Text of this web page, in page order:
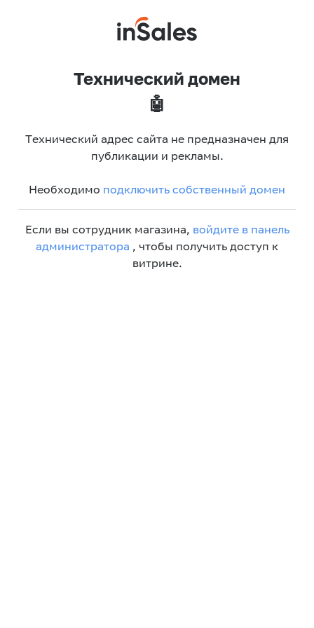
Технический домен
🤖
Технический адрес сайта не предназначен для
публикации и рекламы.
Необходимо подключить собственный домен
Если вы сотрудник магазина, войдите в панель
администратора , чтобы получить доступ к
витрине.